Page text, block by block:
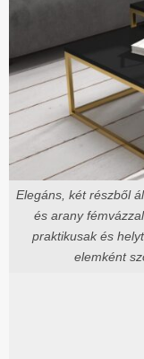
Elegáns, két részből
és arany
praktikusak és
elemként